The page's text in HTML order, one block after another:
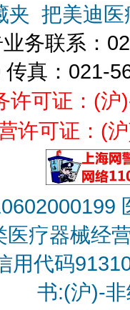
夹 把美迪
务联系：
传真：021-
许可证：(
许可证：(
医疗器械经
用代码
书:(沪)-